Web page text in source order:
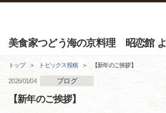
美食家つどう海の京料理 昭恋館
トップ トピックス投稿 【新年のご挨拶】
2026/01/04 ブログ
【新年のご挨拶】